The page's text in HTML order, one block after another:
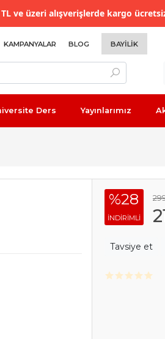
ve üzeri alışverişlerde kargo
KAMPANYALAR BLOG BAYILIK
Ders Yayınlarımız
%28
INDIRIMLI
Tavsiye et